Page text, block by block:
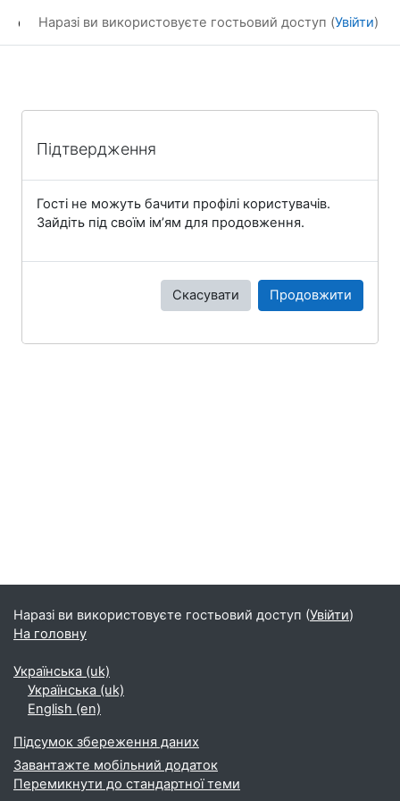
Наразі ви використовуєте гостьовий доступ (Увійти)
Підтвердження
Гості не можуть бачити профілі користувачів.
Зайдіть під своїм ім’ям для продовження.
Скасувати Продовжити
Наразі ви використовуєте гостьовий доступ (Увійти)
На головну
Українська ‎(uk)‎
Українська ‎(uk)‎
English ‎(en)‎
Підсумок збереження даних
Завантажте мобільний додаток
Перемикнути до стандартної теми